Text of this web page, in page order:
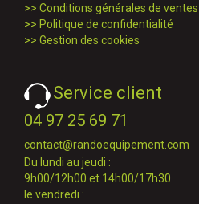
>> Conditions générales de ventes
>> Politique de confidentialité
>> Gestion des cookies
Service client
04 97 25 69 71
contact@randoequipement.com
Du lundi au jeudi :
9h00/12h00 et 14h00/17h30
le vendredi :